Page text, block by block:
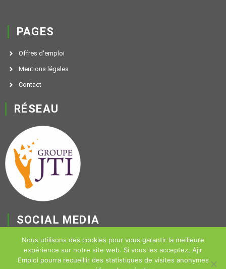
PAGES
Offres d'emploi
Mentions légales
Contact
RÉSEAU
SOCIAL MEDIA
a
Nous utilisons des cookies pour vous garantir la meilleure
expérience sur notre site web. Si vous les acceptez, Ajir
Emploi pourra recueillir des statistiques de visites anonymes